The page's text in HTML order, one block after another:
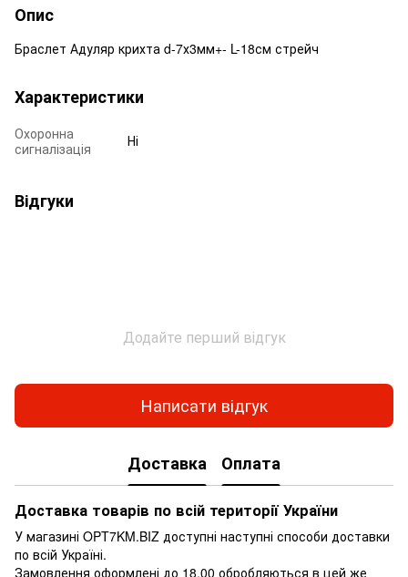
Опис
Браслет Адуляр крихта d-7х3мм+- L-18см стрейч
Характеристики
Охоронна
сигналізація
Ні
Відгуки
Додайте перший відгук
Написати відгук
Доставка Оплата
Доставка товарів по всій території України
У магазині OPT7KM.BIZ доступні наступні способи доставки
по всій Україні.
Замовлення оформлені до 18.00 обробляються в цей же